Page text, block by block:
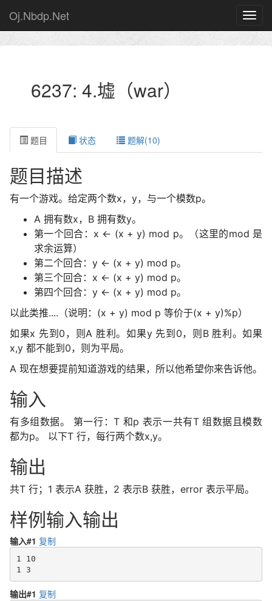
Oj.Nbdp.Net
6237: 4.墟（war）
题目 状态 题解(10)
题目描述
有一个游戏。给定两个数x，y，与一个模数p。
A 拥有数x，B 拥有数y。
第一个回合：x ← (x + y) mod p。（这里的mod 是
求余运算）
第二个回合：y ← (x + y) mod p。
第三个回合：x ← (x + y) mod p。
第四个回合：y ← (x + y) mod p。
以此类推....（说明：(x + y) mod p 等价于(x + y)%p）
如果x 先到0，则A 胜利。如果y 先到0，则B 胜利。如果
x,y 都不能到0，则为平局。
A 现在想要提前知道游戏的结果，所以他希望你来告诉他。
输入
有多组数据。 第一行：T 和p 表示一共有T 组数据且模数
都为p。 以下T 行，每行两个数x,y。
输出
共T 行；1 表示A 获胜，2 表示B 获胜，error 表示平局。
样例输入输出
输入#1 复制
1 10
输出#1 复制